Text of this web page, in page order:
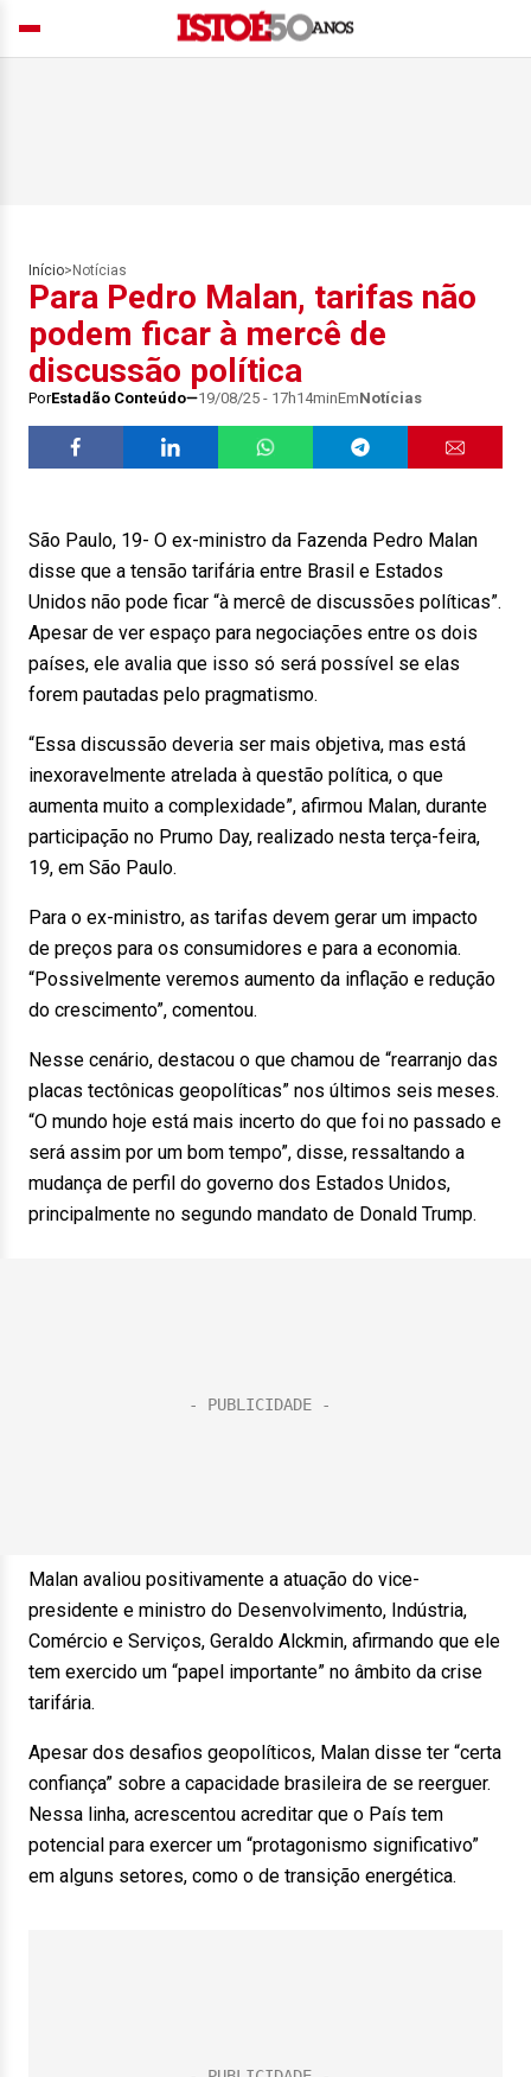
Início> Notícias
Para Pedro Malan, tarifas não
podem ficar à mercê de
discussão política
PorEstadão Conteúdo 19/08/25 - 17h14minEmNotícias
São Paulo, 19- O ex-ministro da Fazenda Pedro Malan
disse que a tensão tarifária entre Brasil e Estados
Unidos não pode ficar “à mercê de discussões políticas”.
Apesar de ver espaço para negociações entre os dois
países, ele avalia que isso só será possível se elas
forem pautadas pelo pragmatismo.
“Essa discussão deveria ser mais objetiva, mas está
inexoravelmente atrelada à questão política, o que
aumenta muito a complexidade”, afirmou Malan, durante
participação no Prumo Day, realizado nesta terça-feira,
19, em São Paulo.
Para o ex-ministro, as tarifas devem gerar um impacto
de preços para os consumidores e para a economia.
“Possivelmente veremos aumento da inflação e redução
do crescimento”, comentou.
Nesse cenário, destacou o que chamou de “rearranjo das
placas tectônicas geopolíticas” nos últimos seis meses.
“O mundo hoje está mais incerto do que foi no passado e
será assim por um bom tempo”, disse, ressaltando a
mudança de perfil do governo dos Estados Unidos,
principalmente no segundo mandato de Donald Trump.
Malan avaliou positivamente a atuação do vice-
presidente e ministro do Desenvolvimento, Indústria,
Comércio e Serviços, Geraldo Alckmin, afirmando que ele
tem exercido um “papel importante” no âmbito da crise
tarifária.
Apesar dos desafios geopolíticos, Malan disse ter “certa
confiança” sobre a capacidade brasileira de se reerguer.
Nessa linha, acrescentou acreditar que o País tem
potencial para exercer um “protagonismo significativo”
em alguns setores, como o de transição energética.